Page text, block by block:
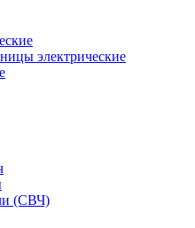
электрические
(СВЧ)